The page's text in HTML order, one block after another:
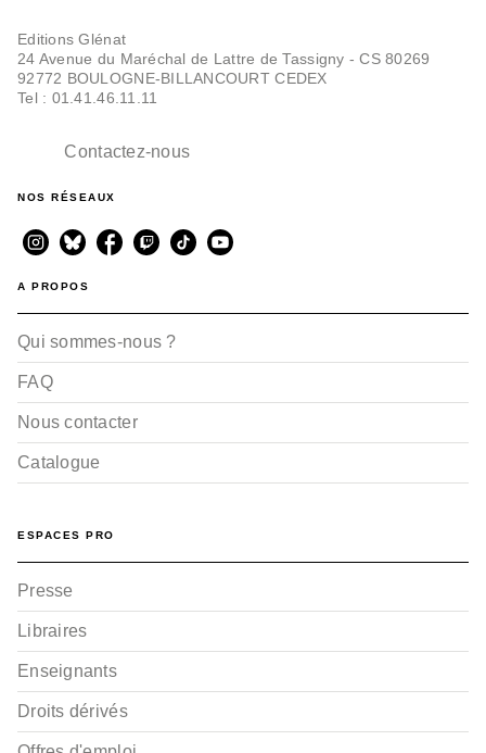
Editions Glénat
24 Avenue du Maréchal de Lattre de Tassigny - CS 80269
92772 BOULOGNE-BILLANCOURT CEDEX
Tel : 01.41.46.11.11
Contactez-nous
NOS RÉSEAUX
A PROPOS
Qui sommes-nous ?
FAQ
Nous contacter
Catalogue
ESPACES PRO
Presse
Libraires
Enseignants
Droits dérivés